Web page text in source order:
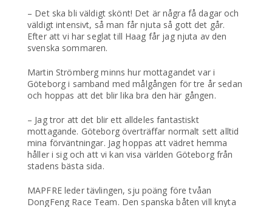
– Det ska bli väldigt skönt! Det är några få dagar och
väldigt intensivt, så man får njuta så gott det går.
Efter att vi har seglat till Haag får jag njuta av den
svenska sommaren.
Martin Strömberg minns hur mottagandet var i
Göteborg i samband med målgången för tre år sedan
och hoppas att det blir lika bra den här gången.
– Jag tror att det blir ett alldeles fantastiskt
mottagande. Göteborg överträffar normalt sett alltid
mina förväntningar. Jag hoppas att vädret hemma
håller i sig och att vi kan visa världen Göteborg från
stadens bästa sida.
MAPFRE leder tävlingen, sju poäng före tvåan
DongFeng Race Team. Den spanska båten vill knyta